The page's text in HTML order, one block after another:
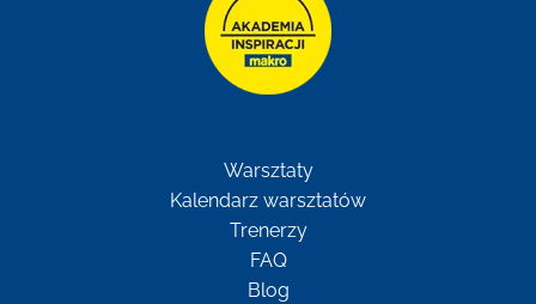
Warsztaty
Kalendarz warsztatów
Trenerzy
FAQ
Blog